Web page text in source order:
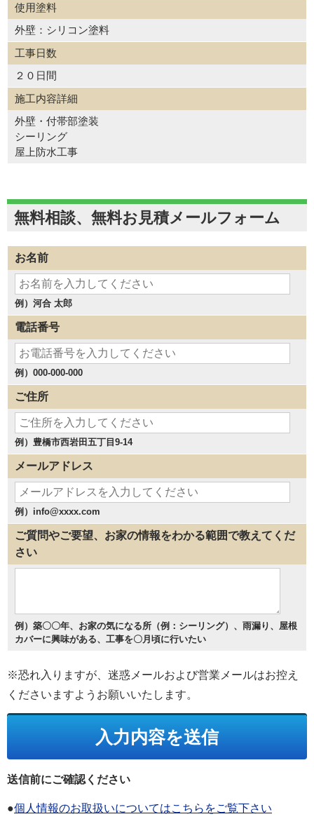
使用塗料
外壁：シリコン塗料
工事日数
２０日間
施工内容詳細
外壁・付帯部塗装
シーリング
屋上防水工事
無料相談、無料お見積メールフォーム
お名前
例）河合 太郎
電話番号
例）000-000-000
ご住所
例）豊橋市西岩田五丁目9-14
メールアドレス
例）info@xxxx.com
ご質問やご要望、お家の情報をわかる範囲で教えてくだ
さい
例）築〇〇年、お家の気になる所（例：シーリング）、雨漏り、屋根
カバーに興味がある、工事を〇月頃に行いたい
※恐れ入りますが、迷惑メールおよび営業メールはお控え
くださいますようお願いいたします。
送信前にご確認ください
●個人情報のお取扱いについてはこちらをご覧下さい